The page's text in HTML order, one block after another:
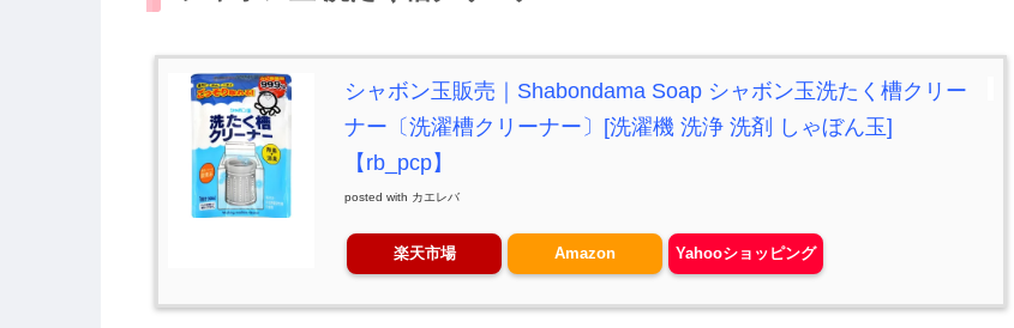
シャボン玉販売｜Shabondama Soap シャボン玉洗たく槽クリー
ナー〔洗濯槽クリーナー〕[洗濯機 洗浄 洗剤 しゃぼん玉]
【rb_pcp】
posted with カエレバ
楽天市場 Amazon Yahooショッピング